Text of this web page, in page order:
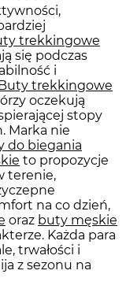
trekkingowe
się podczas
i
Buty trekkingowe
oczekują
stopy
Marka nie
do biegania
to propozycje
terenie,
na co dzień,
oraz buty męskie
Każda para
trwałości i
z sezonu na